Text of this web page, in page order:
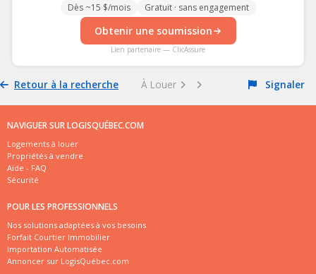
Dès ~15 $/mois Gratuit · sans engagement
Obtenir une soumission
Lien partenaire — ClicAssure
Retour à la recherche À Louer Signaler
NAVIGUER SUR LOGISQUÉBEC.COM
Logements à louer
Propriétés à vendre
Aide - FAQ
Sécurité
POUR LES PROFESSIONNELS
Nos solutions adaptées à vos besoins
Forfait Courtier Immobilier
Importation Automatisée
Annoncer sur LogisQuébec.com